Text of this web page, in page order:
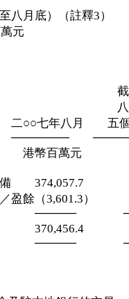
八月底）（註釋3）
元
○○
十一
八月 五個
元 港幣
儲備 374,057.7
）／盈餘（3,601.3
備 370,456.4